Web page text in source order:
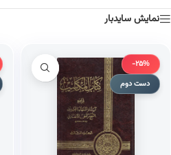
نمایش سایدبار
-25%
دست دوم